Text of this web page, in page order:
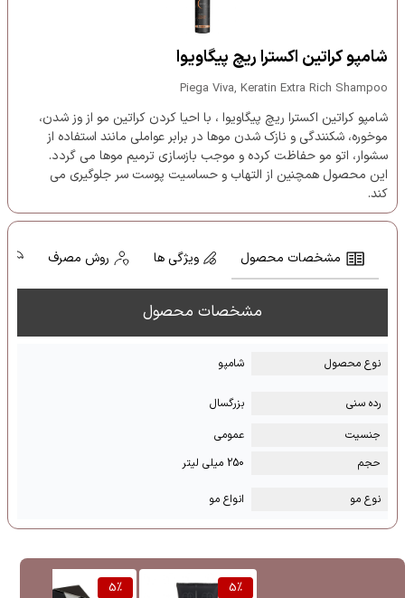
شامپو کراتین اکسترا ریچ پیگاویوا
Piega Viva, Keratin Extra Rich Shampoo
شامپو کراتین اکسترا ریچ پیگاویوا ، با احیا کردن کراتین مو از وز شدن،
موخوره، شکنندگی و نازک شدن موها در برابر عواملی مانند استفاده از
سشوار، اتو مو حفاظت کرده و موجب بازسازی ترمیم موها می گردد.
این محصول همچنین از التهاب و حساسیت پوست سر جلوگیری می
کند.
مشخصات محصول ویژگی ها روش مصرف
مشخصات محصول
نوع محصول شامپو
رده سنی
بزرگسال
جنسیت
عمومی
حجم
250 میلی لیتر
نوع مو انواع مو
5%
5%